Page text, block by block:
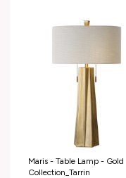
Maris - Table Lamp - Gold
Collection_Tarrin